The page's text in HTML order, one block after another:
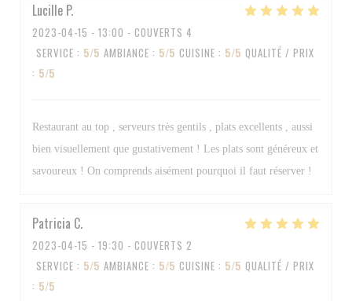
Lucille P
2023-04-15 - 13:00 - COUVERTS 4
SERVICE : 5/5 AMBIANCE : 5/5 CUISINE : 5/5 QUALITÉ / PRIX
: 5/5
Restaurant au top , serveurs très gentils , plats excellents , aussi
bien visuellement que gustativement ! Les plats sont généreux et
savoureux ! On comprends aisément pourquoi il faut réserver !
Patricia C
2023-04-15 - 19:30 - COUVERTS 2
SERVICE : 5/5 AMBIANCE : 5/5 CUISINE : 5/5 QUALITÉ / PRIX
: 5/5